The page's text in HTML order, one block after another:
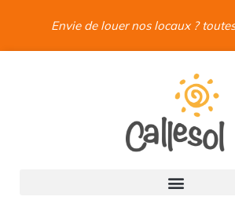
Envie de louer nos locaux ?